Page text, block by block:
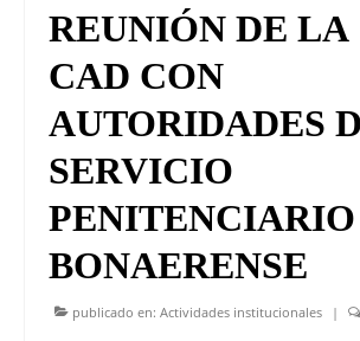
REUNIÓN DE LA
CAD CON
AUTORIDADES
SERVICIO
PENITENCIARIO
BONAERENSE
publicado en: Actividades institucionales |